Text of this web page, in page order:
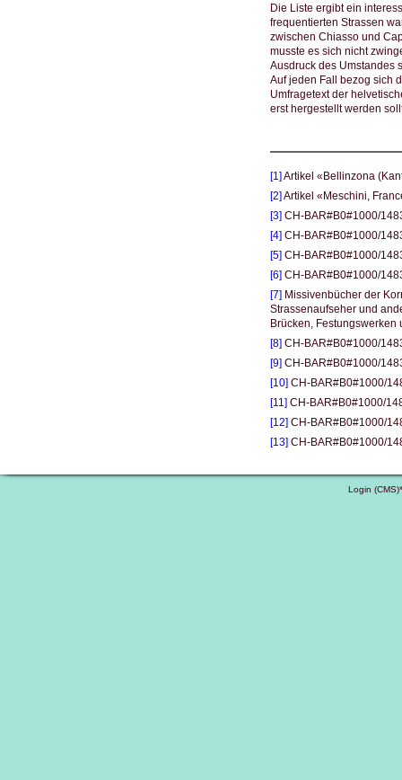
Die Liste ergibt ein
frequentierten Strassen
zwischen Chiasso und
musste es sich nicht
Ausdruck des Umstandes
Auf jeden Fall bezog sich
Umfragetext der
erst hergestellt werden
[1]Artikel «Bellinzona
[2]Artikel «Meschini,
[3]CH-BAR#B0#1000/
[4]CH-BAR#B0#1000/
[5]CH-BAR#B0#1000/
[6]CH-BAR#B0#1000/
[7]Missivenbücher der
Strassenaufseher und
Brücken,
[8]CH-BAR#B0#1000/
[9]CH-BAR#B0#1000/
[10]CH-BAR#B0#1000/
[11]CH-BAR#B0#1000/
[12]CH-BAR#B0#1000/
[13]CH-BAR#B0#1000/
Login (CMS)*